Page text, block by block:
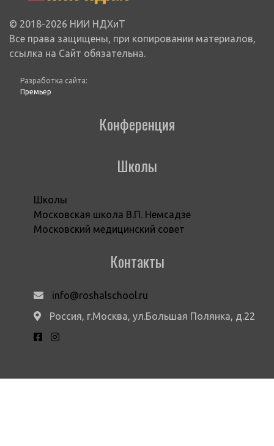
© 2018-2026 НИИ НДХиТ
Все права защищены, при копировании материалов,
ссылка на Сайт обязательна.
Разработка сайта:
Премьер
Конференция
Школы
Школы
Московская школа В.П. Немсадзе
Московский медицинский совет
Контакты
info@roshalschool.ru
Россия, г.Москва, ул.Большая Полянка, д.22